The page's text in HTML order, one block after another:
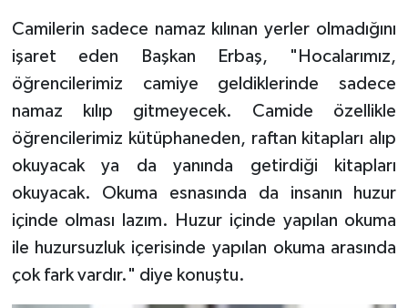
Camilerin sadece namaz kılınan yerler olmadığını
işaret eden Başkan Erbaş, "Hocalarımız,
öğrencilerimiz camiye geldiklerinde sadece
namaz kılıp gitmeyecek. Camide özellikle
öğrencilerimiz kütüphaneden, raftan kitapları alıp
okuyacak ya da yanında getirdiği kitapları
okuyacak. Okuma esnasında da insanın huzur
içinde olması lazım. Huzur içinde yapılan okuma
ile huzursuzluk içerisinde yapılan okuma arasında
çok fark vardır." diye konuştu.
Bolu Müftülüğü
Burdur Müftülüğü
Bursa Müftülüğü
Çanakkale Müftülüğü
Çankırı Müftülüğü
Makaleler
Ekonomi
Duyurular
Podcast
Bilim, Teknoloji